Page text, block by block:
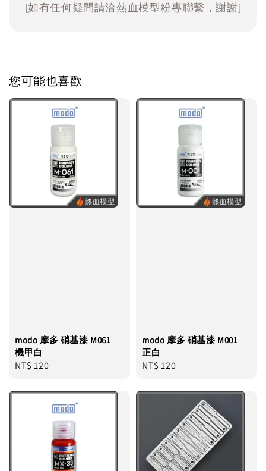
[如有任何疑問請洽熱血模型粉專聯繫，謝謝]
您可能也喜歡
modo 摩多 硝基漆 M061
機甲白
Regular
NT$ 120
modo 摩多 硝基漆 M001
正白
Regular
NT$ 120